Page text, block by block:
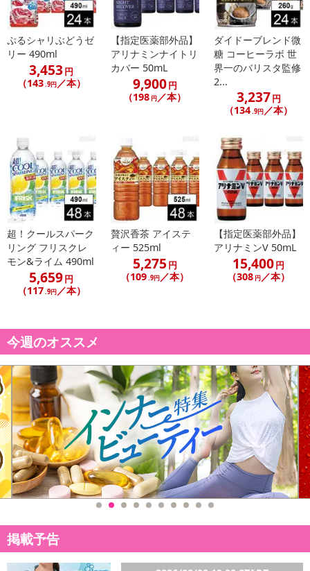
ぷるシャリぶどうゼ
リー 490ml
3,453円
（143 .9円／本）
【指定医薬部外品】
アリナミンナイトリ
カバー 50mL
9,900円
（198 円 ／本）
ダイドーブレンド微
糖 コーヒーラボ 世
界一のバリスタ監修
2...
3,237円
（134 .9円 ／本）
超！クールスパーク
リング フリスクレ
モン&ライム 490ml
5,659円
（117.9円／本）
贅沢香茶 アイステ
ィー 525ml
5,275 円
（109.9円／本）
【指定医薬部外品】
アリナミンV 50mL
15,400円
（308 円／本）
今週のオススメ
掲載予告